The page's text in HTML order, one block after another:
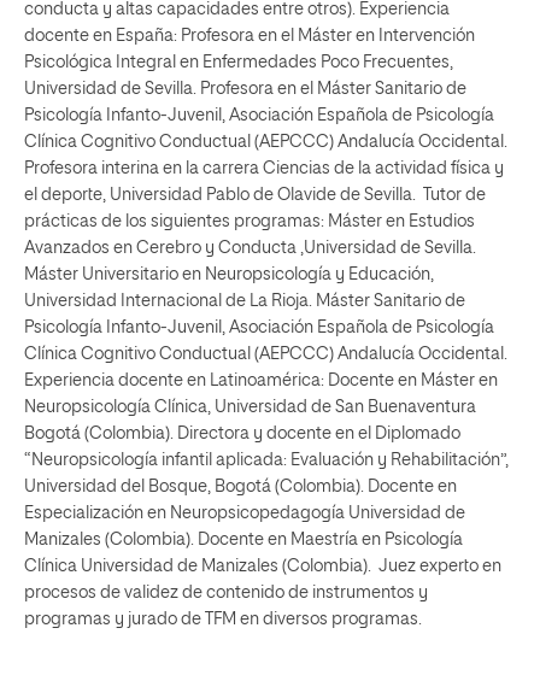
conducta y altas capacidades entre otros). Experiencia
docente en España: Profesora en el Máster en Intervención
Psicológica Integral en Enfermedades Poco Frecuentes,
Universidad de Sevilla. Profesora en el Máster Sanitario de
Psicología Infanto-Juvenil, Asociación Española de Psicología
Clínica Cognitivo Conductual (AEPCCC) Andalucía Occidental.
Profesora interina en la carrera Ciencias de la actividad física y
el deporte, Universidad Pablo de Olavide de Sevilla. Tutor de
prácticas de los siguientes programas: Máster en Estudios
Avanzados en Cerebro y Conducta ,Universidad de Sevilla.
Máster Universitario en Neuropsicología y Educación,
Universidad Internacional de La Rioja. Máster Sanitario de
Psicología Infanto-Juvenil, Asociación Española de Psicología
Clínica Cognitivo Conductual (AEPCCC) Andalucía Occidental.
Experiencia docente en Latinoamérica: Docente en Máster en
Neuropsicología Clínica, Universidad de San Buenaventura
Bogotá (Colombia). Directora y docente en el Diplomado
“Neuropsicología infantil aplicada: Evaluación y Rehabilitación”,
Universidad del Bosque, Bogotá (Colombia). Docente en
Especialización en Neuropsicopedagogía Universidad de
Manizales (Colombia). Docente en Maestría en Psicología
Clínica Universidad de Manizales (Colombia). Juez experto en
procesos de validez de contenido de instrumentos y
programas y jurado de TFM en diversos programas.